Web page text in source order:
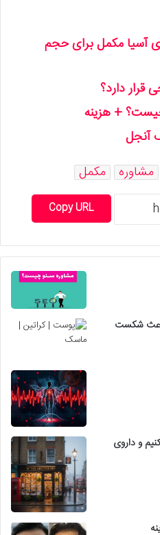
آسیا مکمل برای حجم
+ هزینه
آنجل
مشاوره مکمل
Copy URL
باعث شکست
و داروی